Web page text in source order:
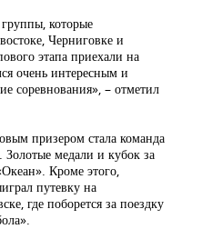
которые
Черниговке и
этапа приехали на
очень интересным и
соревнования», – отметил
призером стала команда
медали и кубок за
Кроме этого,
путевку на
где поборется за поездку